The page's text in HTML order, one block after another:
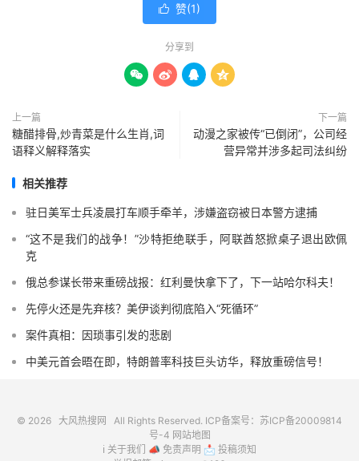
 赞(1)
分享到
   
上一篇
糖醋排骨,炒青菜是什么生肖,词
语释义解释落实
下一篇
动漫之家被传“已倒闭”，公司经
营异常并涉多起司法纠纷
相关推荐
驻日美军士兵凌晨打车顺手牵羊，涉嫌盗窃被日本警方逮捕
“这不是我们的战争！”沙特拒绝联手，阿联酋怒掀桌子退出欧佩
克
俄总参谋长带来重磅战报：红利曼快拿下了，下一站哈尔科夫！
先停火还是先弃核？美伊谈判彻底陷入“死循环”
案件真相：因琐事引发的悲剧
中美元首会晤在即，特朗普率科技巨头访华，释放重磅信号！
© 2026 大风热搜网 All Rights Reserved. ICP备案号： 苏ICP备20009814
号-4 网站地图
ℹ️ 关于我们 📣 免责声明 📩 投稿须知